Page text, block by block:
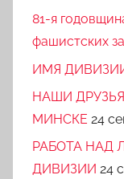
81-я
фашистских
ИМЯ
НАШИ
МИНСКЕ 24
РАБОТА НАД
ДИВИЗИИ 24